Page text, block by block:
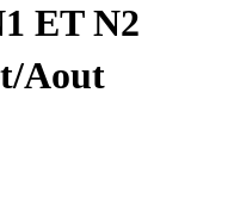
ET N2
Aout